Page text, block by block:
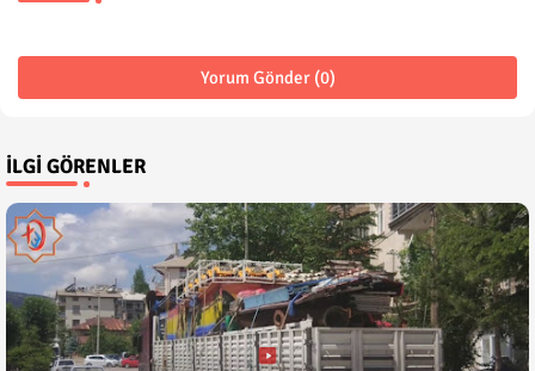
Yorum Gönder (0)
İLGI GÖRENLER